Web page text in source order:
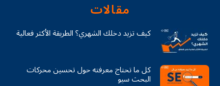
مقالات
كيف تزيد دخلك الشهري؟ الطريقة الأكثر فعالية
كل ما تحتاج معرفته حول تحسين محركات
البحث سيو